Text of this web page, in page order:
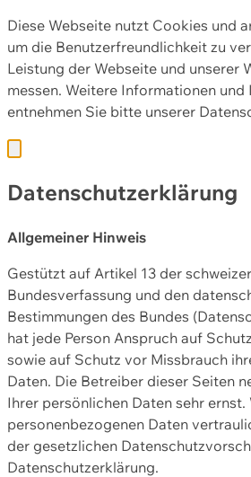
Diese Webseite nutzt Cookies und
um die Benutzerfreundlichkeit zu
Leistung der Webseite und unserer
messen. Weitere Informationen und
entnehmen Sie bitte unserer
Datenschutzerklärung
Allgemeiner Hinweis
Gestützt auf Artikel 13 der
Bundesverfassung und den
Bestimmungen des Bundes
hat jede Person Anspruch auf
sowie auf Schutz vor Missbrauch
Daten. Die Betreiber dieser Seiten
Ihrer persönlichen Daten sehr
personenbezogenen Daten
der gesetzlichen
Datenschutzerklärung.